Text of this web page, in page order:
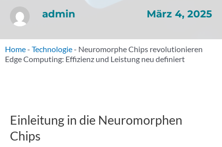
admin März 4, 2025
Home- Technologie- Neuromorphe Chips revolutionieren
Edge Computing: Effizienz und Leistung neu definiert
Einleitung in die Neuromorphen
Chips